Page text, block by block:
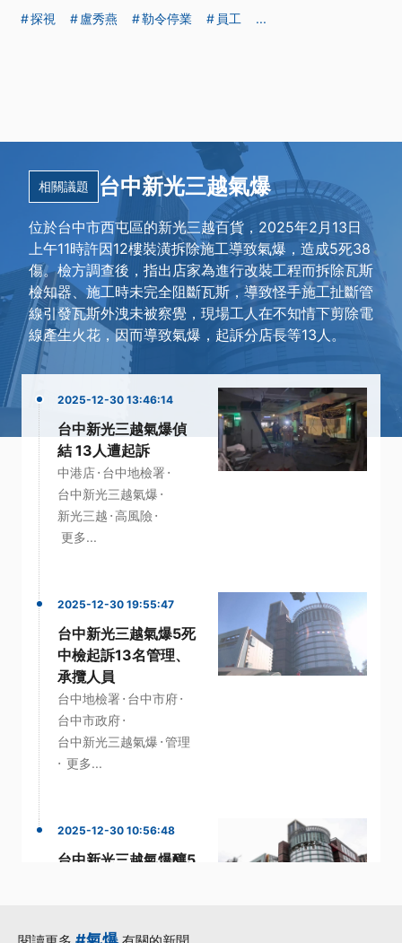
探視
盧秀燕 勒令停業 員工 ...
相關議題 台中新光三越氣爆
位於台中市西屯區的新光三越百貨，2025年2月13日
上午11時許因12樓裝潢拆除施工導致氣爆，造成5死38
傷。檢方調查後，指出店家為進行改裝工程而拆除瓦斯
檢知器、施工時未完全阻斷瓦斯，導致怪手施工扯斷管
線引發瓦斯外洩未被察覺，現場工人在不知情下剪除電
線產生火花，因而導致氣爆，起訴分店長等13人。
2025-12-30 13:46:14
台中新光三越氣爆偵
結 13人遭起訴
中港店· 台中地檢署 ·
台中新光三越氣爆 ·
新光三越 · 高風險 ·
更多...
2025-12-30 19:55:47
台中新光三越氣爆5死
中檢起訴13名管理、
承攬人員
台中地檢署 · 台中市府·
台中市政府·
台中新光三越氣爆 ·管理
· 更多...
2025-12-30 10:56:48
台中新光三越氣爆釀5